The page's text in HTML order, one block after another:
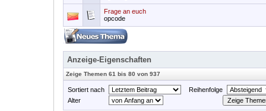
Frage an euch
opcode
Anzeige-Eigenschaften
Zeige Themen 61 bis 80 von 937
Sortiert nach
Reihenfolge
Alter